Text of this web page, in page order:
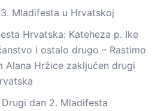
Mladifesta u Hrvatskoj
Hrvatska: Kateheza p. Ike
i ostalo drugo – Rastimo
Alana Hržice zaključen drugi
dan 2. Mladifesta